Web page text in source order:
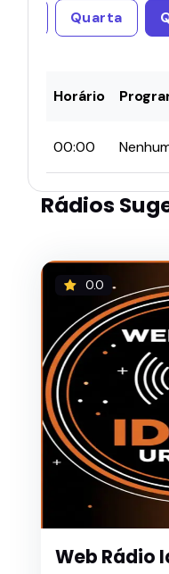
Quarta
Horário
00:00
Rádios
0.0
Web Rádio